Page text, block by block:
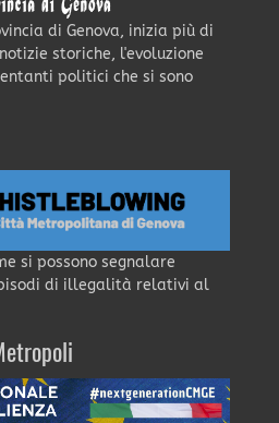
di Genova, inizia più di
storiche, l'evoluzione
politici che si sono
si possono segnalare
di illegalità relativi al